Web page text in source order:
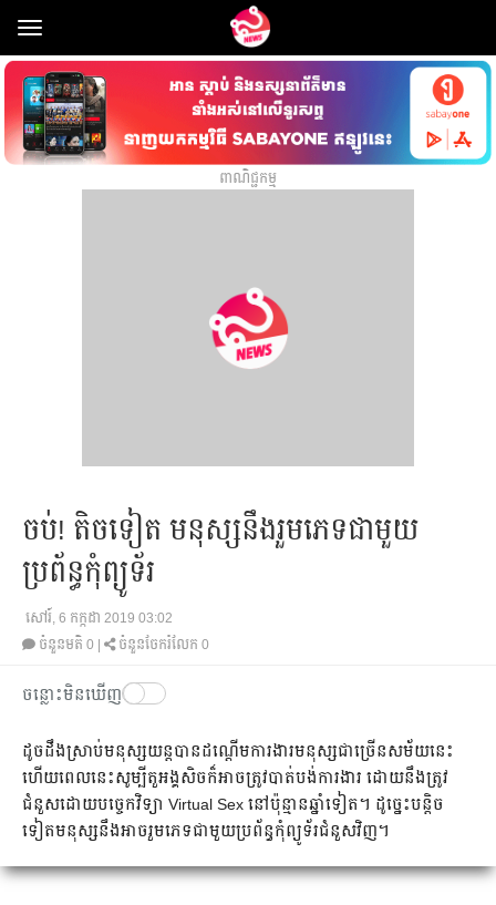
Toggle
navigation
ពាណិជ្ជកម្ម
ចប់! តិច​ទៀត មនុស្ស​នឹង​រួម​ភេទ​ជាមួយ​​
ប្រព័ន្ធ​កុំព្យូទ័រ​
សៅរ៍, 6 កក្កដា 2019 03:02
ចំនួនមតិ 0 ចំនួនចែករំលែក 0
ចន្លោះមិនឃើញ
ដូច​ដឹង​ស្រាប់​មនុស្ស​យន្ត​បាន​ដណ្ដើម​ការងារ​មនុស្ស​ជា​ច្រើន​សម័យ​នេះ
ហើយ​ពេល​នេះ​សូម្បី​តួអង្គ​សិច​ក៏​អាច​ត្រូវ​បាត់បង់​ការងារ ដោយ​នឹង​ត្រូវ​
ជំនួស​ដោយ​បច្ចេកវិទ្យា Virtual Sex នៅ​ប៉ុន្មាន​ឆ្នាំ​ទៀត។ ដូច្នេះ​បន្តិច​
ទៀត​មនុស្ស​នឹង​​អាច​រួម​ភេទ​ជាមួយ​ប្រព័ន្ធ​កុំព្យូទ័រ​ជំនួស​វិញ។